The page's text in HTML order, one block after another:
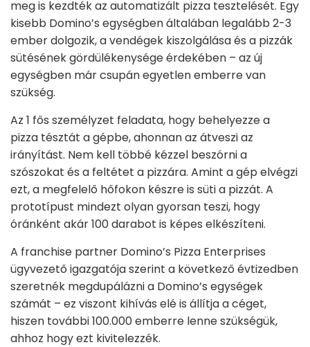
meg is kezdték az automatizált pizza tesztelését. Egy
kisebb Domino’s egységben általában legalább 2-3
ember dolgozik, a vendégek kiszolgálása és a pizzák
sütésének gördülékenysége érdekében – az új
egységben már csupán egyetlen emberre van
szükség.
Az 1 fős személyzet feladata, hogy behelyezze a
pizza tésztát a gépbe, ahonnan az átveszi az
irányítást. Nem kell többé kézzel beszórni a
szószokat és a feltétet a pizzára. Amint a gép elvégzi
ezt, a megfelelő hőfokon készre is süti a pizzát. A
prototípust mindezt olyan gyorsan teszi, hogy
óránként akár 100 darabot is képes elkészíteni.
A franchise partner Domino’s Pizza Enterprises
ügyvezető igazgatója szerint a következő évtizedben
szeretnék megdupálázni a Domino’s egységek
számát – ez viszont kihívás elé is állítja a céget,
hiszen további 100.000 emberre lenne szükségük,
ahhoz hogy ezt kivitelezzék.